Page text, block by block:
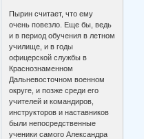
Пырин считает, что ему
очень повезло. Еще бы, ведь
и в период обучения в летном
училище, и в годы
офицерской службы в
Краснознаменном
Дальневосточном военном
округе, и позже среди его
учителей и командиров,
инструкторов и наставников
были непосредственные
ученики самого Александра